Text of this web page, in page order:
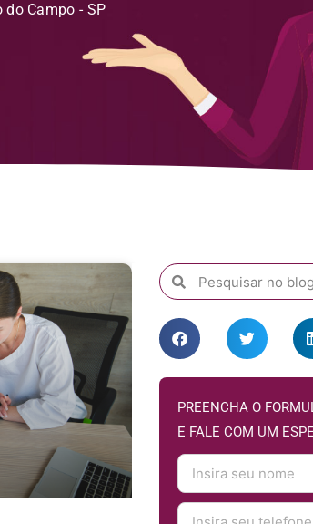
Campo - SP
PREENCHA O
E FALE COM UM